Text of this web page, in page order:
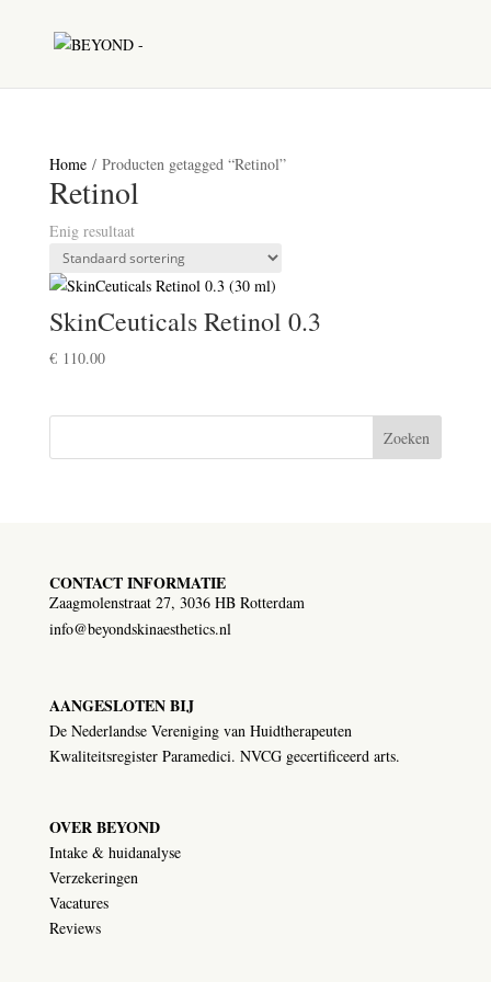
Home/ Producten getagged “Retinol”
Retinol
Enig resultaat
SkinCeuticals Retinol 0.3
€110.00
Zoeken
CONTACT INFORMATIE
Zaagmolenstraat 27, 3036 HB Rotterdam
info@beyondskinaesthetics.nl
AANGESLOTEN BIJ
De Nederlandse Vereniging van Huidtherapeuten
Kwaliteitsregister Paramedici. NVCG gecertificeerd arts.
OVER BEYOND
Intake & huidanalyse
Verzekeringen
Vacatures
Reviews